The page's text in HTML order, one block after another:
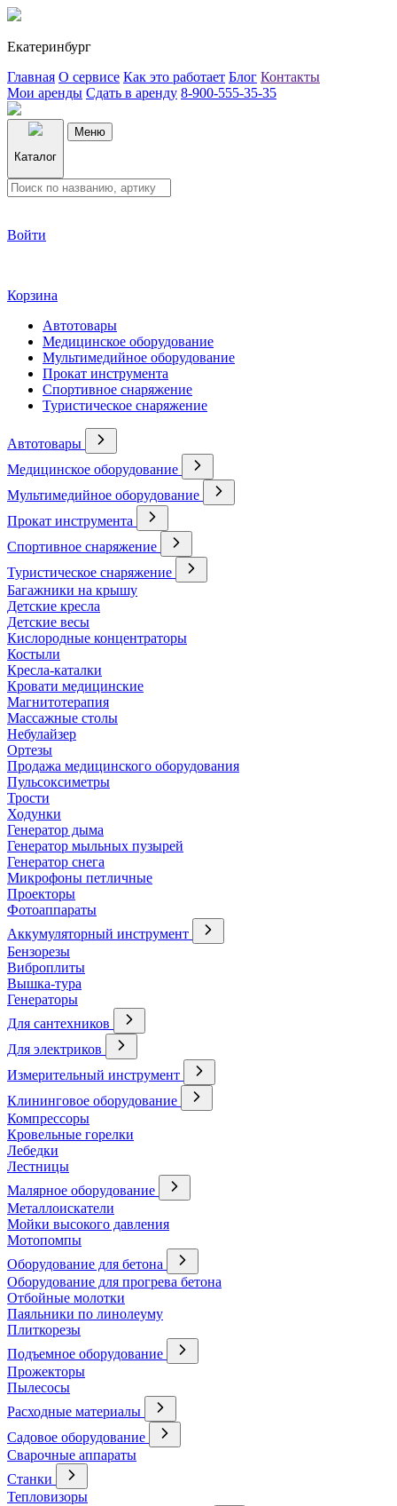
Екатеринбург
Главная О сервисе Как это работает Блог Контакты
Мои аренды Сдать в аренду 8-900-555-35-35
Каталог
Меню
Войти
Корзина
Автотовары
Медицинское оборудование
Мультимедийное оборудование
Прокат инструмента
Спортивное снаряжение
Туристическое снаряжение
Автотовары
Медицинское оборудование
Мультимедийное оборудование
Прокат инструмента
Спортивное снаряжение
Туристическое снаряжение
Багажники на крышу
Детские кресла
Детские весы
Кислородные концентраторы
Костыли
Кресла-каталки
Кровати медицинские
Магнитотерапия
Массажные столы
Небулайзер
Ортезы
Продажа медицинского оборудования
Пульсоксиметры
Трости
Ходунки
Генератор дыма
Генератор мыльных пузырей
Генератор снега
Микрофоны петличные
Проекторы
Фотоаппараты
Аккумуляторный инструмент
Бензорезы
Виброплиты
Вышка-тура
Генераторы
Для сантехников
Для электриков
Измерительный инструмент
Клининговое оборудование
Компрессоры
Кровельные горелки
Лебедки
Лестницы
Малярное оборудование
Металлоискатели
Мойки высокого давления
Мотопомпы
Оборудование для бетона
Оборудование для прогрева бетона
Отбойные молотки
Паяльники по линолеуму
Плиткорезы
Подъемное оборудование
Прожекторы
Пылесосы
Расходные материалы
Садовое оборудование
Сварочные аппараты
Станки
Тепловизоры